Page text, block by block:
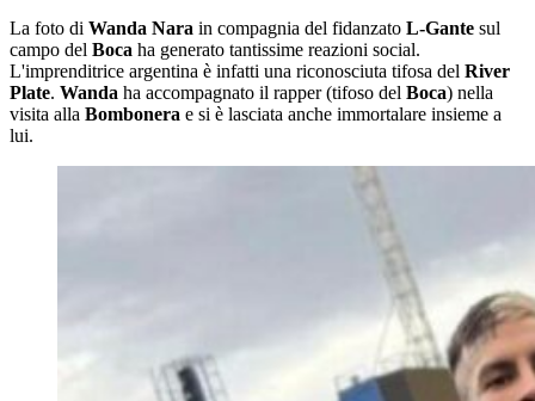
La foto di Wanda Nara in compagnia del fidanzato L-Gante sul
campo del Boca ha generato tantissime reazioni social.
L'imprenditrice argentina è infatti una riconosciuta tifosa del River
Plate. Wanda ha accompagnato il rapper (tifoso del Boca) nella
visita alla Bombonera e si è lasciata anche immortalare insieme a
lui.